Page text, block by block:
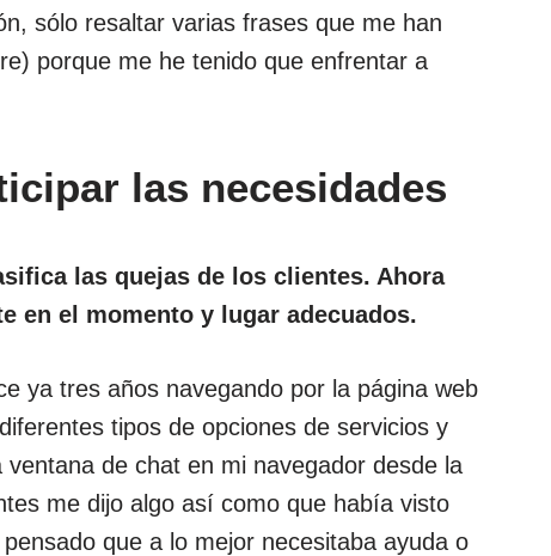
sólo resaltar varias frases que me han
porque me he tenido que enfrentar a
las necesidades
las quejas de los clientes. Ahora
en el momento y lugar adecuados.
ya tres años navegando por la página web
tipos de opciones de servicios y
de chat en mi navegador desde la
me dijo algo así como que había visto
que a lo mejor necesitaba ayuda o